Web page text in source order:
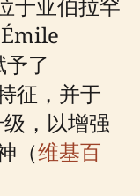
了
征，并于
，以增强
（维基百